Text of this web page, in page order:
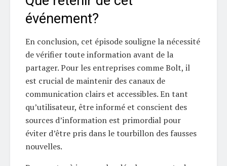
événement?
En conclusion, cet épisode souligne la nécessité
de vérifier toute information avant de la
partager. Pour les entreprises comme Bolt, il
est crucial de maintenir des canaux de
communication clairs et accessibles. En tant
qu’utilisateur, être informé et conscient des
sources d’information est primordial pour
éviter d’être pris dans le tourbillon des fausses
nouvelles.